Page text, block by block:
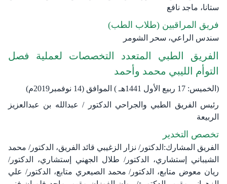
ستانا، ماجد نافع
فريق المراقبين (طلاب الطب)
سندس الراعي، سحر الشومر​
الفريق الطبي المتعدد التخصصات لعملية فصل
التوأم الليبي ​​محمد وأحمد
(الخميس: 17 ربيع الأول 1441هـ ) الموافق (14 نوفمبر2019م)
رئيس الفريق الطبي والجراحي الدكتور / عبدالله بن عبدالعزيز
الربيعة
تخصص التخدير
الفريق المشارك:الدكتور/ نزار الزغيبي قائد الفريق، الدكتور/ محمد
الشيباني إستشاري، الدكتور/ طلال الجهني إستشاري، الدكتور/
ريان معوض متابع، الدكتور/ محمد الصيعري متابع، الدكتور/ علي